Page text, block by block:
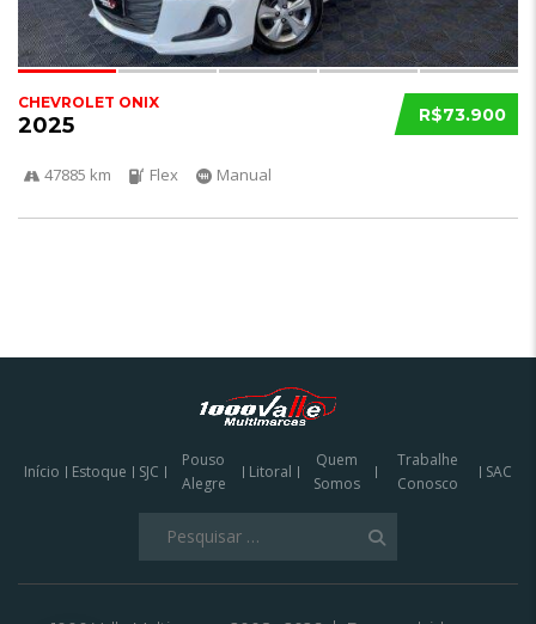
R$73.900
CHEVROLET ONIX
2025
47885 km Flex Manual
Início Estoque SJC
Pouso
Alegre
Litoral
Quem
Somos
Trabalhe
Conosco
SAC